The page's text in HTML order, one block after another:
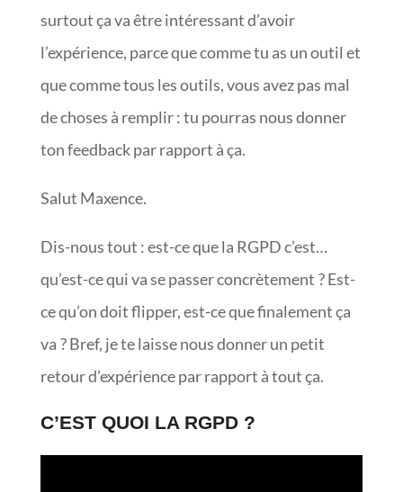
surtout ça va être intéressant d’avoir
l’expérience, parce que comme tu as un outil et
que comme tous les outils, vous avez pas mal
de choses à remplir : tu pourras nous donner
ton feedback par rapport à ça.
Salut Maxence.
Dis-nous tout : est-ce que la RGPD c’est…
qu’est-ce qui va se passer concrètement ? Est-
ce qu’on doit flipper, est-ce que finalement ça
va ? Bref, je te laisse nous donner un petit
retour d’expérience par rapport à tout ça.
C’EST QUOI LA RGPD ?